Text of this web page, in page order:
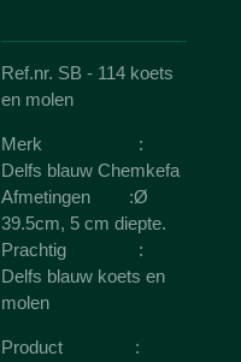
Ref.nr. SB - 114 koets
en molen
Merk :
Delfs blauw Chemkefa
Afmetingen :Ø
39.5cm, 5 cm diepte.
Prachtig :
Delfs blauw koets en
molen
Product :